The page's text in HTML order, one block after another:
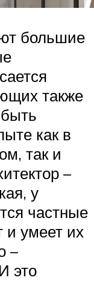
большие
также
как в
так и
–
у
частные
умеет их
–
это